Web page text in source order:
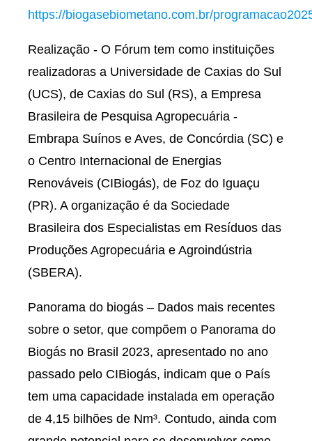
https://biogasebiometano.com.br/
Realização - O Fórum tem como instituições
realizadoras a Universidade de Caxias do Sul
(UCS), de Caxias do Sul (RS), a Empresa
Brasileira de Pesquisa Agropecuária -
Embrapa Suínos e Aves, de Concórdia (SC) e
o Centro Internacional de Energias
Renováveis (CIBiogás), de Foz do Iguaçu
(PR). A organização é da Sociedade
Brasileira dos Especialistas em Resíduos das
Produções Agropecuária e Agroindústria
(SBERA).
Panorama do biogás – Dados mais recentes
sobre o setor, que compõem o Panorama do
Biogás no Brasil 2023, apresentado no ano
passado pelo CIBiogás, indicam que o País
tem uma capacidade instalada em operação
de 4,15 bilhões de Nm³. Contudo, ainda com